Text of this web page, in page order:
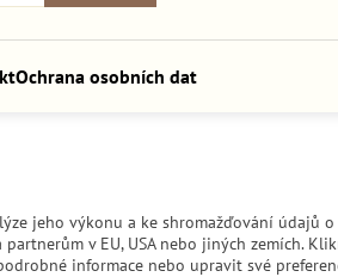
Ochrana osobních dat
jeho výkonu a ke shromažďování údajů
v EU, USA nebo jiných zemích.
informace nebo upravit své